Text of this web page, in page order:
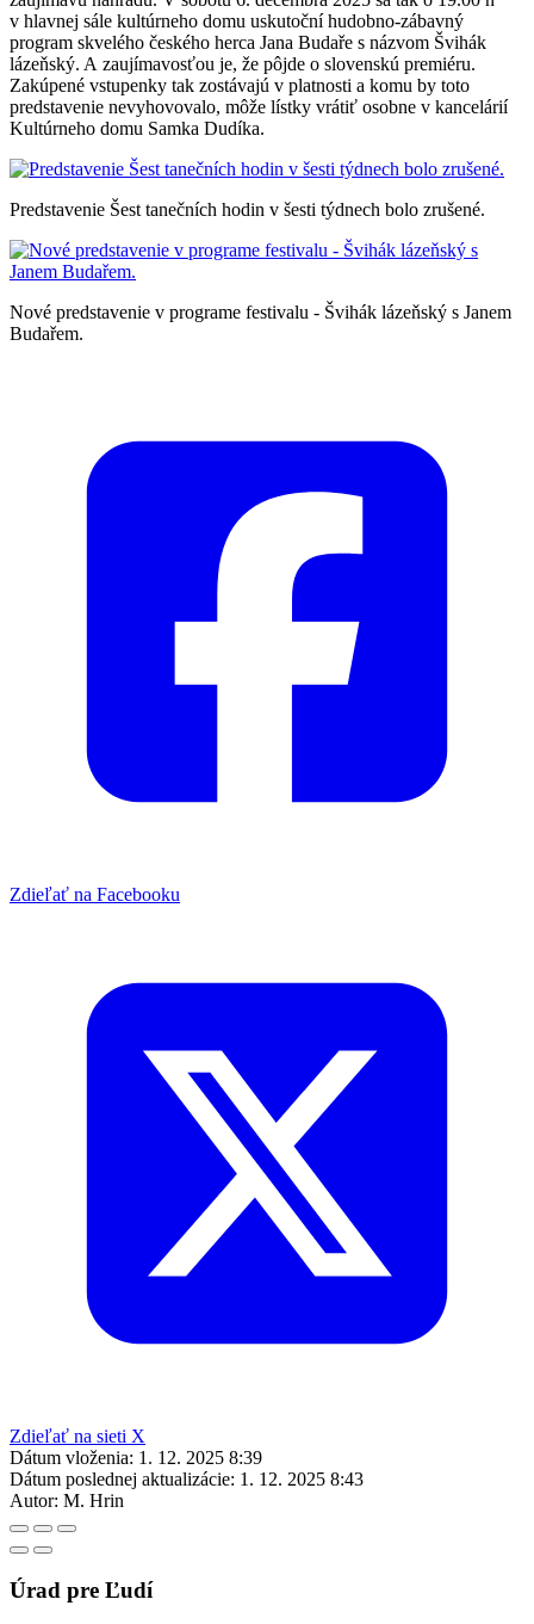
v hlavnej sále kultúrneho domu uskutoční hudobno-zábavný
program skvelého českého herca Jana Budaře s názvom Švihák
lázeňský. A zaujímavosťou je, že pôjde o slovenskú premiéru.
Zakúpené vstupenky tak zostávajú v platnosti a komu by toto
predstavenie nevyhovovalo, môže lístky vrátiť osobne v kancelárií
Kultúrneho domu Samka Dudíka.
Predstavenie Šest tanečních hodin v šesti týdnech bolo zrušené.
Nové predstavenie v programe festivalu - Švihák lázeňský s Janem
Budařem.
Zdieľať na Facebooku
Zdieľať na sieti X
Dátum vloženia: 1. 12. 2025 8:39
Dátum poslednej aktualizácie: 1. 12. 2025 8:43
Autor: M. Hrin
Úrad pre Ľudí